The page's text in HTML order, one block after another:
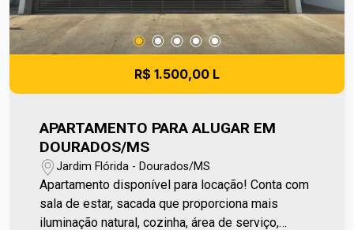
condomínio e prefeitura municipal. A metragem
informada é aproximada e pode apresentar
pequenas variações.
R$ 1.500,00 L
APARTAMENTO PARA ALUGAR EM
DOURADOS/MS
Jardim Flórida - Dourados/MS
Apartamento disponível para locação! Conta com
sala de estar, sacada que proporciona mais
iluminação natural, cozinha, área de serviço,